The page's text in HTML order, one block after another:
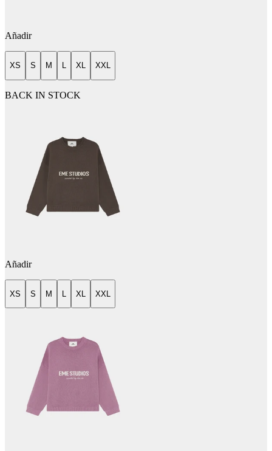
Añadir
XS S M L XL XXL
BACK IN STOCK
Añadir
XS S M L XL XXL